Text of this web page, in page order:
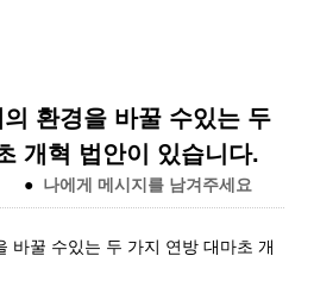
환경을 바꿀 수있는 두
개혁 법안이 있습니다.
● 나에게 메시지를 남겨주세요
바꿀 수있는 두 가지 연방 대마초 개